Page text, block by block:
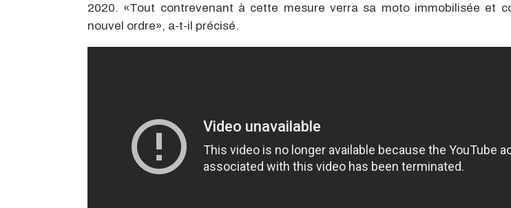
2020. «Tout contrevenant à cette mesure verra sa moto immobilisée et
nouvel ordre», a-t-il précisé.